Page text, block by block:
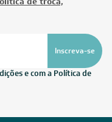
Inscreva-se
e com a Política de